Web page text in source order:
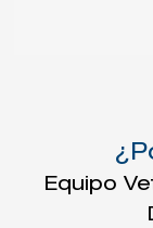
Equipo